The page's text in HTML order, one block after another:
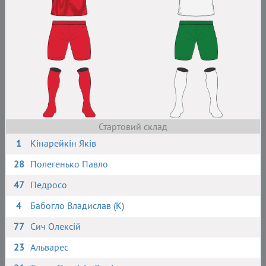
Стартовий склад
1
Кінарейкін Яків
28 Полегенько Павло
47 Педросо
4
Бабогло Владислав (К)
77 Сич Олексій
23 Альварес